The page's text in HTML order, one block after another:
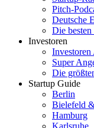
Pitch-
Deutsche
Die
Investoren
Investoren
Super
Die
Startup Guide
Berlin
Bielefeld
Hamburg
Karlsruhe